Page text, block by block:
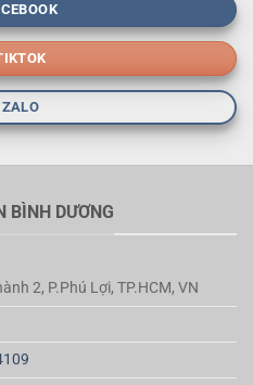
ZALO
BÌNH DƯƠNG
2, P.Phú Lợi, TP.HCM, VN